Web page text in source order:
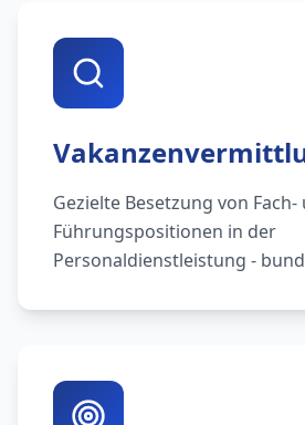
Gezielte Besetzung von Fach-
Führungspositionen in der
Personaldienstleistung -